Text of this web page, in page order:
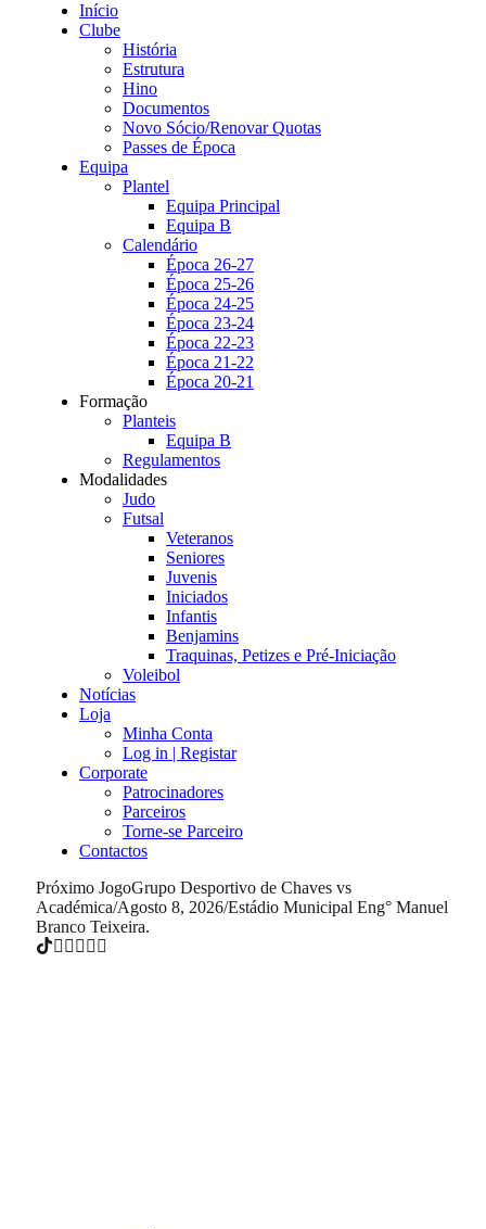
Início
Clube
História
Estrutura
Hino
Documentos
Novo Sócio/Renovar Quotas
Passes de Época
Equipa
Plantel
Equipa Principal
Equipa B
Calendário
Época 26-27
Época 25-26
Época 24-25
Época 23-24
Época 22-23
Época 21-22
Época 20-21
Formação
Planteis
Equipa B
Regulamentos
Modalidades
Judo
Futsal
Veteranos
Seniores
Juvenis
Iniciados
Infantis
Benjamins
Traquinas, Petizes e Pré-Iniciação
Voleibol
Notícias
Loja
Minha Conta
Log in | Registar
Corporate
Patrocinadores
Parceiros
Torne-se Parceiro
Contactos
Próximo JogoGrupo Desportivo de Chaves vs
Académica/Agosto 8, 2026/Estádio Municipal Eng° Manuel
Branco Teixeira.